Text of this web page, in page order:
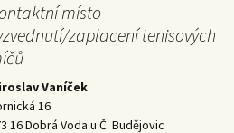
oblastní
2016/17 –
oblastní
2015/16 –
naděje 2014
oblastní
naděje 2013
hromada JčTS
trenérů 3.
2012
mládeže –
místo
zaplacení tenisových
Vaníček
16
16 Dobrá Voda u Č. Budějovic